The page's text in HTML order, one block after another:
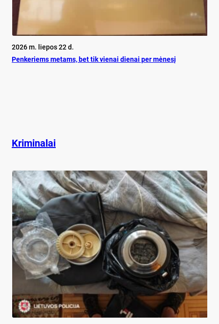
2026 m. liepos 22 d.
Pen­ke­riems me­tams, bet tik vie­nai die­nai per mė­ne­sį
Kriminalai